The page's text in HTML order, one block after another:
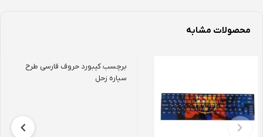
محصولات مشابه
برچسب کیبورد حروف فارسی طرح
سیاره زحل